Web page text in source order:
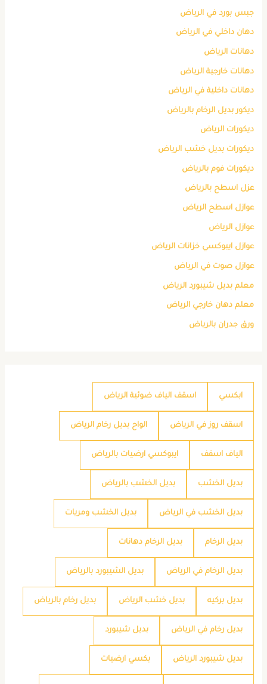
جبس بورد في الرياض
دهان داخلي في الرياض
دهانات الرياض
دهانات خارجية الرياض
دهانات داخلية في الرياض
ديكور بديل الرخام بالرياض
ديكورات الرياض
ديكورات بديل خشب الرياض
ديكورات فوم بالرياض
عزل اسطح بالرياض
عوازل اسطح الرياض
عوازل الرياض
عوازل ايبوكسي خزانات الرياض
عوازل صوت في الرياض
معلم بديل شيبورد الرياض
معلم دهان خارجي الرياض
ورق جدران بالرياض
ابكسي اسقف الياف ضوئية الرياض
اسقف روز في الرياض الواح بديل رخام الرياض
الياف اسقف ايبوكسي ارضيات بالرياض
بديل الخشب بديل الخشب بالرياض
بديل الخشب في الرياض بديل الخشب ومريات
بديل الرخام بديل الرخام دهانات
بديل الرخام في الرياض بديل الشيبورد بالرياض
بديل بركيه بديل خشب الرياض بديل رخام بالرياض
بديل رخام في الرياض بديل شيبورد
بديل شيبورد الرياض بكسي ارضيات